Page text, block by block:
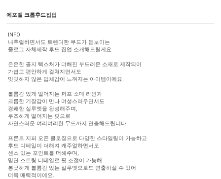
에포벨 크롭후드집업
INFO
내추럴하면서도 트렌디한 무드가 돋보이는
줄로그 자체제작 후드 집업 소개해드릴게요.
은은한 골지 텍스처가 더해진 부드러운 소재로 제작되어
가볍고 편안하게 걸쳐지면서도
밋밋하지 않은 입체감이 느껴지는 아이템이에요.
볼륨감 있게 떨어지는 퍼프 소매 라인과
크롭한 기장감이 만나 여성스러우면서도
경쾌한 실루엣을 완성해주며,
루즈하게 떨어지는 핏으로
자연스러운 여리여리한 무드까지 연출해드립니다.
프론트 지퍼 오픈 클로징으로 다양한 스타일링이 가능하고
후드 디테일이 더해져 캐주얼하면서도
센스 있는 포인트를 더해주며,
밑단 스트링 디테일로 핏 조절이 가능해
봉긋하게 볼륨감 있는 실루엣으로도 연출하실 수 있어
더욱 매력적이에요.